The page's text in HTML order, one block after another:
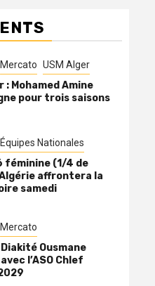
Mercato USM Alger
: Mohamed Amine
pour trois saisons
Équipes Nationales
féminine (1/4 de
affrontera la
samedi
Mercato
Diakité Ousmane
l’ASO Chlef